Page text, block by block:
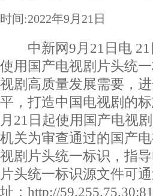
时间:2022年9月21日
中新网9月21日电 21
使用国产电视剧片头统
视剧高质量发展需要，
平，打造中国电视剧的
月21日起使用国产电
机关为审查通过的国产
视剧片头统一标识，指
片头统一标识源文件可
址：http://